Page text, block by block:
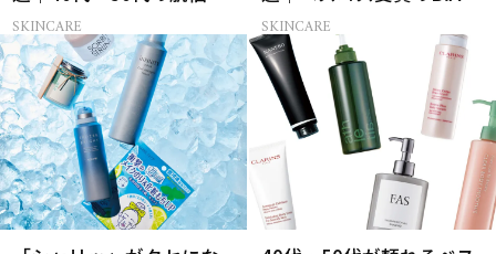
別まとめ
SKINCARE
ホワイトショット
SKINCARE